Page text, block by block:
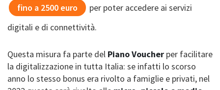
fino a 2500 euro
per poter accedere ai servizi
digitali e di connettività.
Questa misura fa parte del Piano Voucher per facilitare
la digitalizzazione in tutta Italia: se infatti lo scorso
anno lo stesso bonus era rivolto a famiglie e privati, nel